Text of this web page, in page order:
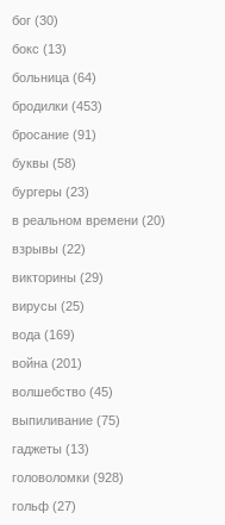
бог (30)
бокс (13)
больница (64)
бродилки (453)
бросание (91)
буквы (58)
бургеры (23)
в реальном времени (20)
взрывы (22)
викторины (29)
вирусы (25)
вода (169)
война (201)
волшебство (45)
выпиливание (75)
гаджеты (13)
головоломки (928)
гольф (27)